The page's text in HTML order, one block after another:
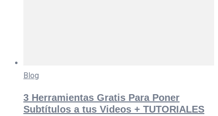
Blog
3 Herramientas Gratis Para Poner
Subtítulos a tus Videos + TUTORIALES